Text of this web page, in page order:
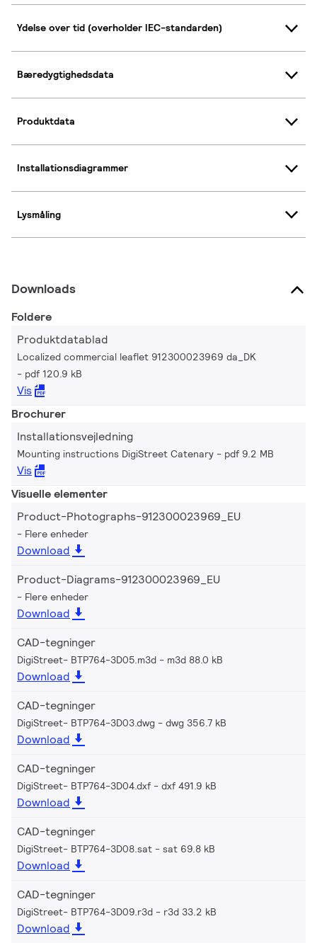
Ydelse over tid (overholder IEC-standarden)
Bæredygtighedsdata
Produktdata
Installationsdiagrammer
Lysmåling
Downloads
Foldere
Produktdatablad
Localized commercial leaflet 912300023969 da_DK
pdf 120.9 kB
Vis
Brochurer
Installationsvejledning
Mounting instructions DigiStreet Catenary pdf 9.2 MB
Vis
Visuelle elementer
Product-Photographs-912300023969_EU
Flere enheder
Download
Product-Diagrams-912300023969_EU
Flere enheder
Download
CAD-tegninger
DigiStreet- BTP764-3D05.m3d m3d 88.0 kB
Download
CAD-tegninger
DigiStreet- BTP764-3D03.dwg dwg 356.7 kB
Download
CAD-tegninger
DigiStreet- BTP764-3D04.dxf dxf 491.9 kB
Download
CAD-tegninger
DigiStreet- BTP764-3D08.sat sat 69.8 kB
Download
CAD-tegninger
DigiStreet- BTP764-3D09.r3d r3d 33.2 kB
Download